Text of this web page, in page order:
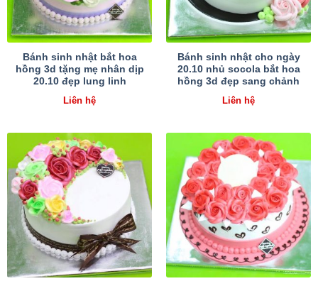
Bánh sinh nhật bắt hoa
hồng 3d tặng mẹ nhân dịp
20.10 đẹp lung linh
Liên hệ
Bánh sinh nhật cho ngày
20.10 nhủ socola bắt hoa
hồng 3d đẹp sang chảnh
Liên hệ